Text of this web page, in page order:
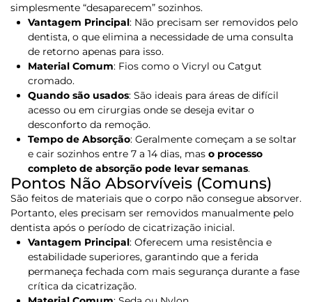
simplesmente “desaparecem” sozinhos.
Vantagem Principal: Não precisam ser removidos pelo
dentista, o que elimina a necessidade de uma consulta
de retorno apenas para isso.
Material Comum: Fios como o Vicryl ou Catgut
cromado.
Quando são usados: São ideais para áreas de difícil
acesso ou em cirurgias onde se deseja evitar o
desconforto da remoção.
Tempo de Absorção: Geralmente começam a se soltar
e cair sozinhos entre 7 a 14 dias, mas o processo
completo de absorção pode levar semanas.
Pontos Não Absorvíveis (Comuns)
São feitos de materiais que o corpo não consegue absorver.
Portanto, eles precisam ser removidos manualmente pelo
dentista após o período de cicatrização inicial.
Vantagem Principal: Oferecem uma resistência e
estabilidade superiores, garantindo que a ferida
permaneça fechada com mais segurança durante a fase
crítica da cicatrização.